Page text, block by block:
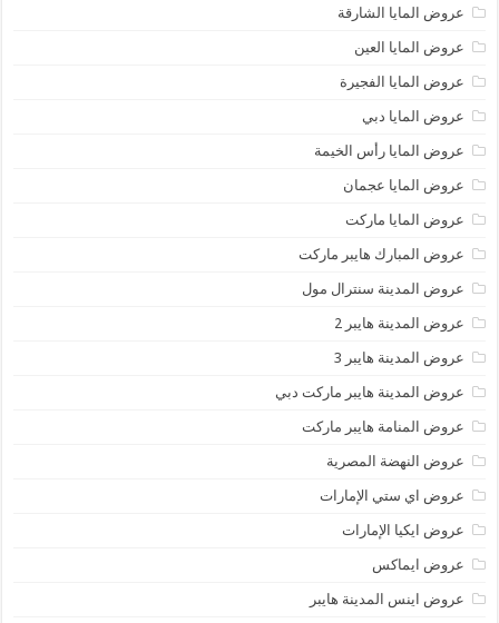
عروض المايا الشارقة
عروض المايا العين
عروض المايا الفجيرة
عروض المايا دبي
عروض المايا رأس الخيمة
عروض المايا عجمان
عروض المايا ماركت
عروض المبارك هايبر ماركت
عروض المدينة سنترال مول
عروض المدينة هايبر 2
عروض المدينة هايبر 3
عروض المدينة هايبر ماركت دبي
عروض المنامة هايبر ماركت
عروض النهضة المصرية
عروض اي ستي الإمارات
عروض ايكيا الإمارات
عروض ايماكس
عروض اينس المدينة هايبر